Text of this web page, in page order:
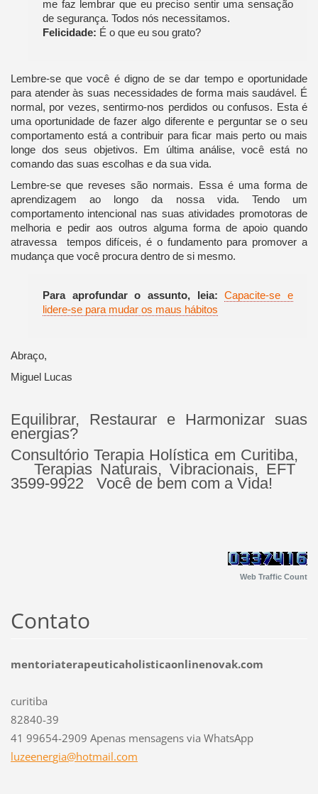
me faz lembrar que eu preciso sentir uma sensação
de segurança. Todos nós necessitamos.
Felicidade: É o que eu sou grato?
Lembre-se que você é digno de se dar tempo e oportunidade
para atender às suas necessidades de forma mais saudável. É
normal, por vezes, sentirmo-nos perdidos ou confusos. Esta é
uma oportunidade de fazer algo diferente e perguntar se o seu
comportamento está a contribuir para ficar mais perto ou mais
longe dos seus objetivos. Em última análise, você está no
comando das suas escolhas e da sua vida.
Lembre-se que reveses são normais. Essa é uma forma de
aprendizagem ao longo da nossa vida. Tendo um
comportamento intencional nas suas atividades promotoras de
melhoria e pedir aos outros alguma forma de apoio quando
atravessa tempos difíceis, é o fundamento para promover a
mudança que você procura dentro de si mesmo.
Para aprofundar o assunto, leia:
Capacite-se e
lidere-se para mudar os maus hábitos
Abraço,
Miguel Lucas
Equilibrar, Restaurar e Harmonizar suas
energias?
Consultório Terapia Holística em Curitiba,
Terapias Naturais, Vibracionais, EFT
3599-9922 Você de bem com a Vida!
Web Traffic Count
Contato
mentoriaterapeuticaholisticaonlinenovak.com
curitiba
82840-39
41 99654-2909 Apenas mensagens via WhatsApp
luzeenergia@hotmail.com